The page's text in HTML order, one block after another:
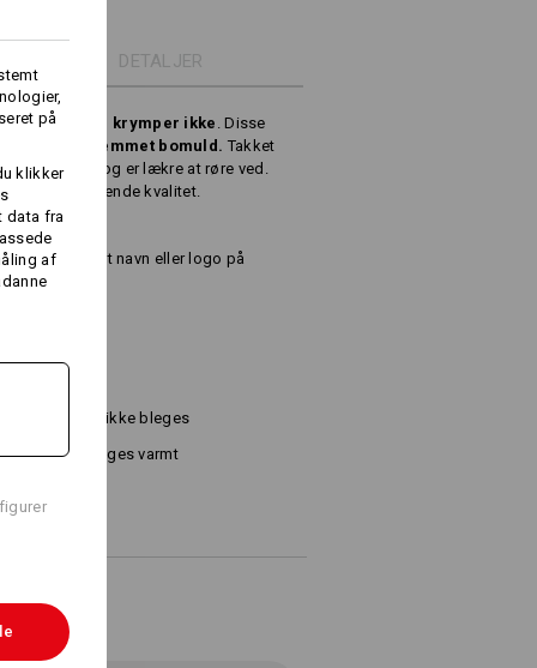
DETALJER
og pillingfri, krymper ikke . Disse
ren, kæmmet bomuld. Takket
sugeevne og er lækre at røre ved.
enestående kvalitet.
vi brodere dit navn eller logo på
Må ikke bleges
Stryges varmt
på
klikker
data fra
af